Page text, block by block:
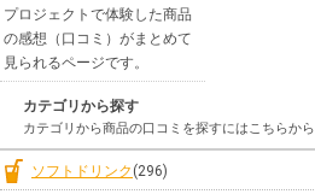
プロジェクトで体験した商品
の感想（口コミ）がまとめて
見られるページです。
カテゴリから探す
カテゴリから商品の口コミを探すにはこちらから
ソフトドリンク (296)